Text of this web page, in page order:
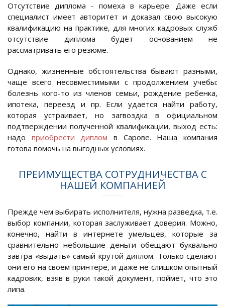
Отсутствие диплома - помеха в карьере. Даже если
специалист имеет авторитет и доказал свою высокую
квалификацию на практике, для многих кадровых служб
отсутствие диплома будет основанием не
рассматривать его резюме.
Однако, жизненные обстоятельства бывают разными,
чаще всего несовместимыми с продолжением учебы:
болезнь кого-то из членов семьи, рождение ребенка,
ипотека, переезд и пр. Если удается найти работу,
которая устраивает, но загвоздка в официальном
подтверждении полученной квалификации, выход есть:
надо приобрести диплом в Сарове. Наша компания
готова помочь на выгодных условиях.
ПРЕИМУЩЕСТВА СОТРУДНИЧЕСТВА С
НАШЕЙ КОМПАНИЕЙ
Прежде чем выбирать исполнителя, нужна разведка, т.е.
выбор компании, которая заслуживает доверия. Можно,
конечно, найти в интернете умельцев, которые за
сравнительно небольшие деньги обещают буквально
завтра «выдать» самый крутой диплом. Только сделают
они его на своем принтере, и даже не слишком опытный
кадровик, взяв в руки такой документ, поймет, что это
липа.